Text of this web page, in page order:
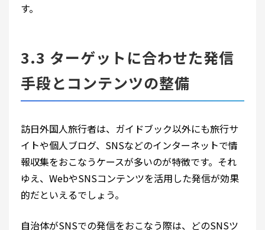
す。
3.3 ターゲットに合わせた発信
手段とコンテンツの整備
訪日外国人旅行者は、ガイドブック以外にも旅行サ
イトや個人ブログ、SNSなどのインターネットで情
報収集をおこなうケースが多いのが特徴です。それ
ゆえ、WebやSNSコンテンツを活用した発信が効果
的だといえるでしょう。
自治体がSNSでの発信をおこなう際は、どのSNSツ